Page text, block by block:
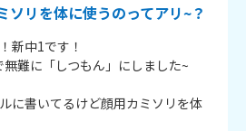
ソリを体に使うのってアリ~？
新中1です！
難に「しつもん」にしました~
に書いてるけど顔用カミソリを体